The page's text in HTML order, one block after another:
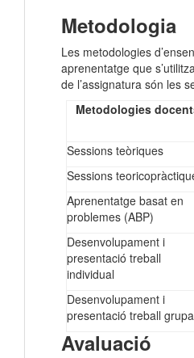
Metodologia
Les metodologies
aprenentatge que
de l’assignatura són les
Metodologies
Sessions teòriques
Sessions
Aprenentatge basat en
problemes (ABP)
Desenvolupament i
presentació treball
individual
Desenvolupament i
presentació treball
Avaluació